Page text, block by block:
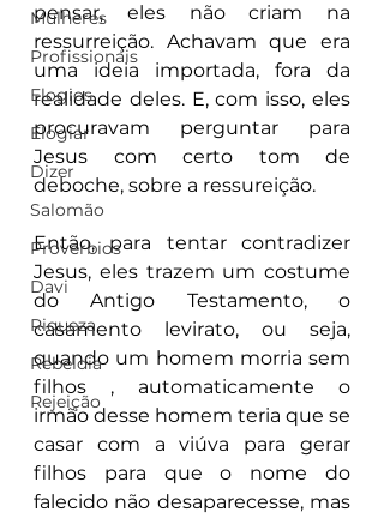
Mulheres
Profissionais
Elogios
Elogiar
Dizer
Salomão
Proverbios
Davi
Riqueza
Rebeldia
Rejeição
pensar, eles não criam na
ressurreição. Achavam que era
uma ideia importada, fora da
realidade deles. E, com isso, eles
procuravam perguntar para
Jesus com certo tom de
deboche, sobre a ressureição.
Então, para tentar contradizer
Jesus, eles trazem um costume
do Antigo Testamento, o
casamento levirato, ou seja,
quando um homem morria sem
filhos , automaticamente o
irmão desse homem teria que se
casar com a viúva para gerar
filhos para que o nome do
falecido não desaparecesse, mas